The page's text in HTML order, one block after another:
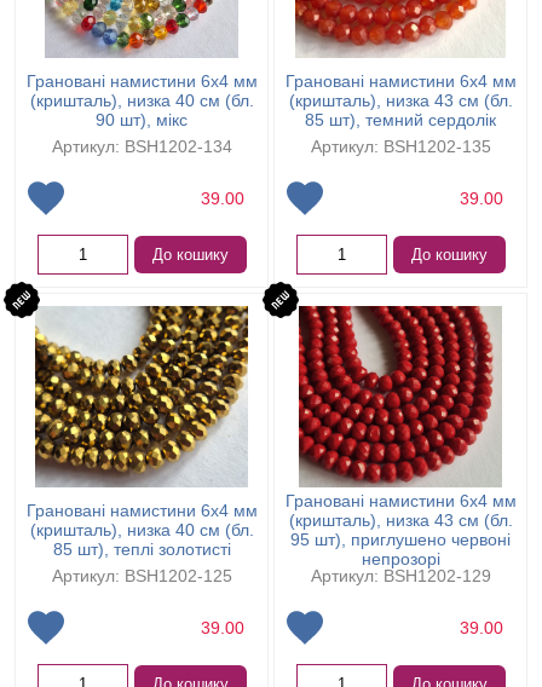
Грановані намистини 6х4 мм
(кришталь), низка 40 см (бл.
90 шт), мікс
Артикул: BSH1202-134
39.00
До кошику
Грановані намистини 6х4 мм
(кришталь), низка 43 см (бл.
85 шт), темний сердолік
Артикул: BSH1202-135
39.00
До кошику
Грановані намистини 6х4 мм
(кришталь), низка 40 см (бл.
85 шт), теплі золотисті
Артикул: BSH1202-125
39.00
Грановані намистини 6х4 мм
(кришталь), низка 43 см (бл.
95 шт), приглушено червоні
непрозорі
Артикул: BSH1202-129
39.00